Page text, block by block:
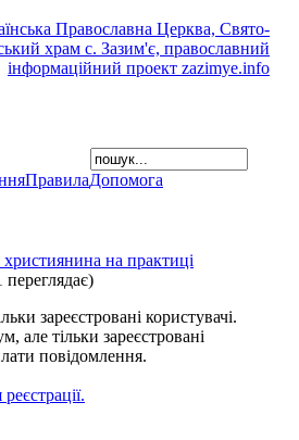
ПравилаДопомога
на практиці
зареєстровані користувачі.
але тільки зареєстровані
повідомлення.